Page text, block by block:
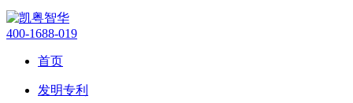
400-1688-019
首页
发明专利